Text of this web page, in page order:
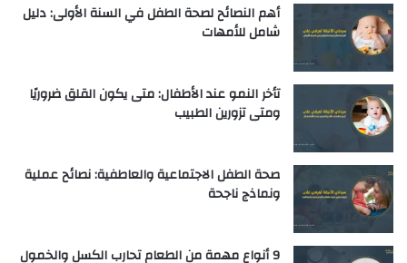
أهم النصائح لصحة الطفل في السنة الأولى: دليل
شامل للأمهات
تأخر النمو عند الأطفال: متى يكون القلق ضروريًا
ومتى تزورين الطبيب
صحة الطفل الاجتماعية والعاطفية: نصائح عملية
ونماذج ناجحة
9 أنواع مهمة من الطعام تحارب الكسل والخمول